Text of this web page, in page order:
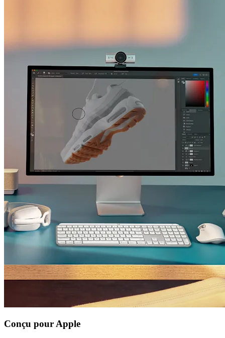
Conçu pour Apple